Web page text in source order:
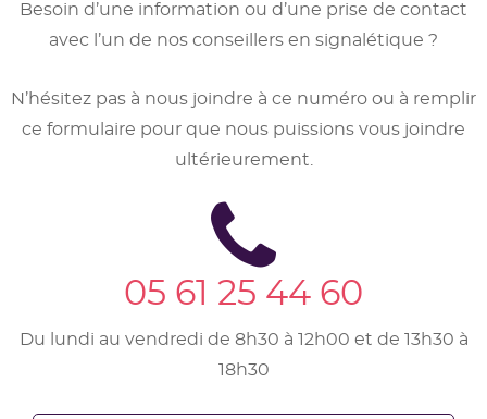
Besoin d’une information ou d’une prise de contact
avec l’un de nos conseillers en signalétique ?
N’hésitez pas à nous joindre à ce numéro ou à remplir
ce formulaire pour que nous puissions vous joindre
ultérieurement.
05 61 25 44 60
Du lundi au vendredi de 8h30 à 12h00 et de 13h30 à
18h30